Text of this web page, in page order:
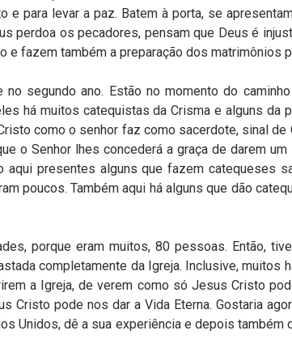
para levar a paz. Batem à porta, se
perdoa os pecadores, pensam que Deus é
e fazem também a preparação dos matrimônios
segundo ano. Estão no momento do
há muitos catequistas da Crisma e alguns da
como o senhor faz como sacerdote, sinal de
o Senhor lhes concederá a graça de darem
presentes alguns que fazem catequeses
poucos. Também aqui há alguns que dão
porque eram muitos, 80 pessoas. Então,
completamente da Igreja. Inclusive,
a Igreja, de verem como só Jesus Cristo
pode nos dar a Vida Eterna. Gostaria
Unidos, dê a sua experiência e depois